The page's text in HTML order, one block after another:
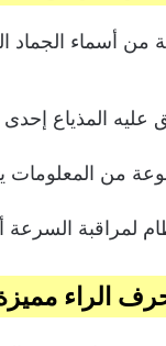
من أسماء الجماد
عليه المذياع
من المعلومات
لمراقبة السرعة
الراء